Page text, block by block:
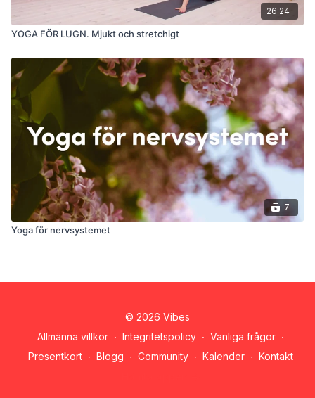
26:24
YOGA FÖR LUGN. Mjukt och stretchigt
7
Yoga för nervsystemet
© 2026 Vibes
Allmänna villkor ∙ Integritetspolicy ∙ Vanliga frågor ∙
Presentkort ∙ Blogg ∙ Community ∙ Kalender ∙ Kontakt